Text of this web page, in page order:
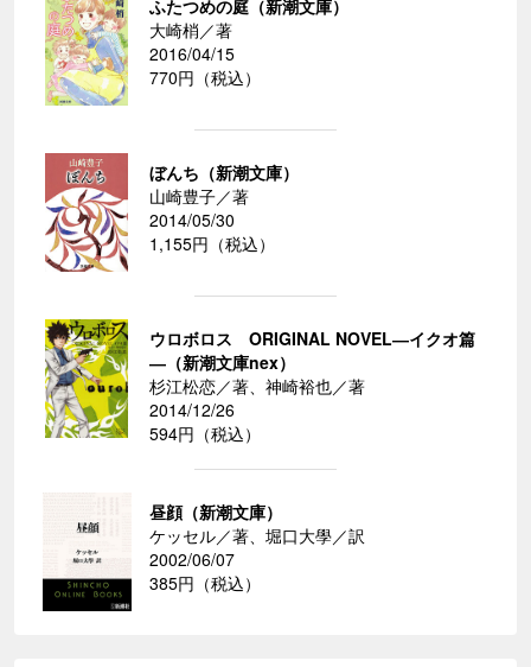
ふたつめの庭（新潮文庫）
大崎梢／著
2016/04/15
770円（税込）
ぼんち（新潮文庫）
山崎豊子／著
2014/05/30
1,155円（税込）
ウロボロス ORIGINAL NOVEL―イクオ篇
―（新潮文庫nex）
杉江松恋／著、神崎裕也／著
2014/12/26
594円（税込）
昼顔（新潮文庫）
ケッセル／著、堀口大學／訳
2002/06/07
385円（税込）